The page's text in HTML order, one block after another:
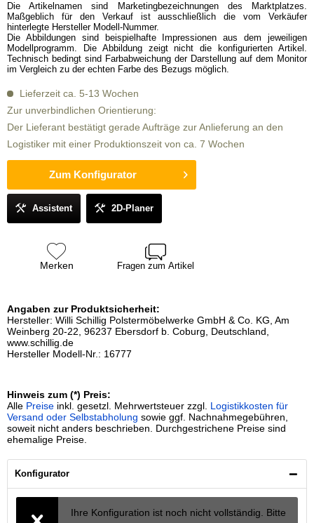
Die Artikelnamen sind Marketingbezeichnungen des Marktplatzes.
Maßgeblich für den Verkauf ist ausschließlich die vom Verkäufer
hinterlegte Hersteller Modell-Nummer.
Die Abbildungen sind beispielhafte Impressionen aus dem jeweiligen
Modellprogramm. Die Abbildung zeigt nicht die konfigurierten Artikel.
Technisch bedingt sind Farbabweichung der Darstellung auf dem Monitor
im Vergleich zu der echten Farbe des Bezugs möglich.
Lieferzeit ca. 5-13 Wochen
Zur unverbindlichen Orientierung:
Der Lieferant bestätigt gerade Aufträge zur Anlieferung an den
Logistiker mit einer Produktionszeit von ca. 7 Wochen
Zum Konfigurator
Assistent 2D-Planer
Merken Fragen zum Artikel
Angaben zur Produktsicherheit:
Hersteller: Willi Schillig Polstermöbelwerke GmbH & Co. KG, Am
Weinberg 20-22, 96237 Ebersdorf b. Coburg, Deutschland,
www.schillig.de
Hersteller Modell-Nr.: 16777
Hinweis zum (*) Preis:
Alle Preise inkl. gesetzl. Mehrwertsteuer zzgl. Logistikkosten für
Versand oder Selbstabholung sowie ggf. Nachnahmegebühren,
soweit nicht anders beschrieben. Durchgestrichene Preise sind
ehemalige Preise.
Konfigurator
Ihre Konfiguration ist noch nicht vollständig. Bitte